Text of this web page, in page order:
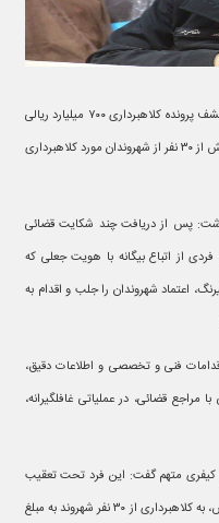
؛ سردار دلاور القاصی مهر، از کشف پرونده کلاهبرداری ۷۰۰ میلیارد ریالی
در پوشش خرید و فروش خودرو خبر داد که طی آن بیش از ۳۰ نفر از شهروندان مورد کلاهبرداری
پس از دریافت چند شکایت قضائی
از اتباع بیگانه با هویت جعلی که
اعتماد شهروندان را جلب و اقدام به
فنی و تخصصی و اطلاعات دقیق،
قضائی، در عملیاتی غافلگیرانه،
کیفری متهم گفت: این فرد تحت تعقیب
مراجع قضائی بوده و پس از مواجهه با مستندات پلیس، به کلاهبرداری از ۳۰ نفر شهروند به مبلغ